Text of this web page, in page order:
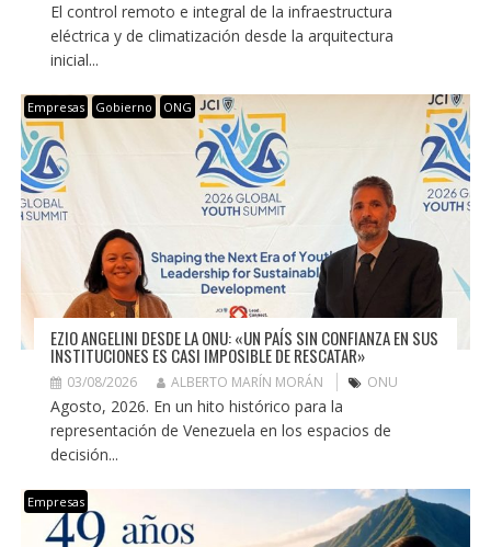
El control remoto e integral de la infraestructura
eléctrica y de climatización desde la arquitectura
inicial...
Empresas Gobierno ONG
EZIO ANGELINI DESDE LA ONU: «UN PAÍS SIN CONFIANZA EN SUS
INSTITUCIONES ES CASI IMPOSIBLE DE RESCATAR»
03/08/2026 ALBERTO MARÍN MORÁN ONU
Agosto, 2026. En un hito histórico para la
representación de Venezuela en los espacios de
decisión...
Empresas